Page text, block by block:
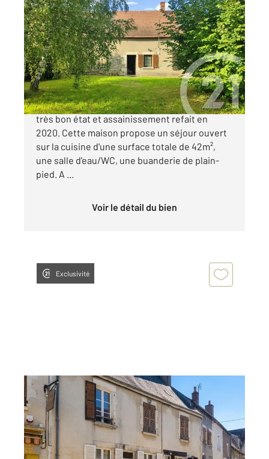
HERRY 18
69 m2, 3 pièces
Ref : 16841
Maison à vendre
56 000 €
HERRY _ Campagnarde avec gros œuvre en
très bon état et assainissement refait en
2020. Cette maison propose un séjour ouvert
sur la cuisine d'une surface totale de 42m²,
une salle d'eau/WC, une buanderie de plain-
pied. A ...
Voir le détail du bien
Exclusivité
HERRY 18
95 m
, 3 pièces
Ref : 18537
Maison à vendre